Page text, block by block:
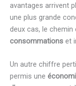
avantages arrivent
une plus grande
deux cas, le
consommations et
Un autre chiffre
permis une